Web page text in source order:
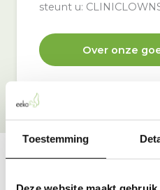
Toestemming
steunt u:
Over onze
Vraag & antwoord